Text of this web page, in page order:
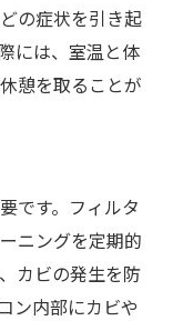
の症状を引き起
には、室温と体
憩を取ることが
です。フィルタ
ニングを定期的
カビの発生を防
ン内部にカビや